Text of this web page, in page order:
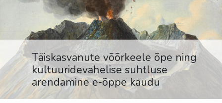
Täiskasvanute võõrkeele õpe ning
kultuuridevahelise suhtluse
arendamine e-õppe kaudu